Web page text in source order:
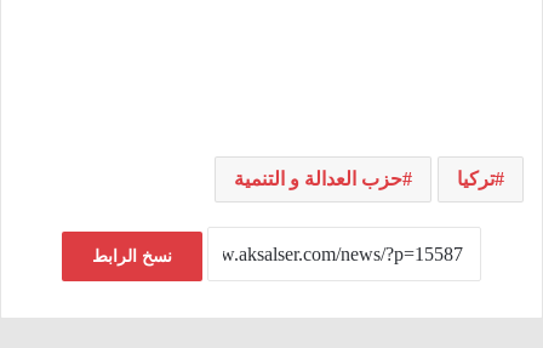
تركيا حزب العدالة و التنمية
نسخ الرابط